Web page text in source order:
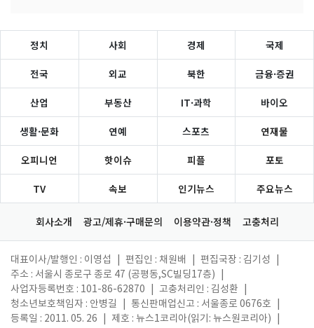
정치 사회 경제 국제
전국 외교 북한 금융·증권
산업 부동산 IT·과학 바이오
생활·문화 연예 스포츠 연재물
오피니언 핫이슈 피플 포토
TV 속보 인기뉴스 주요뉴스
회사소개 광고/제휴·구매문의 이용약관·정책 고충처리
대표이사/발행인 : 이영섭 편집인 : 채원배 편집국장 : 김기성
주소 : 서울시 종로구 종로 47 (공평동,SC빌딩17층)
사업자등록번호 : 101-86-62870
고충처리인 : 김성환
청소년보호책임자 : 안병길
통신판매업신고 : 서울종로 0676호
등록일 : 2011. 05. 26
제호 : 뉴스1코리아(읽기: 뉴스원코리아)